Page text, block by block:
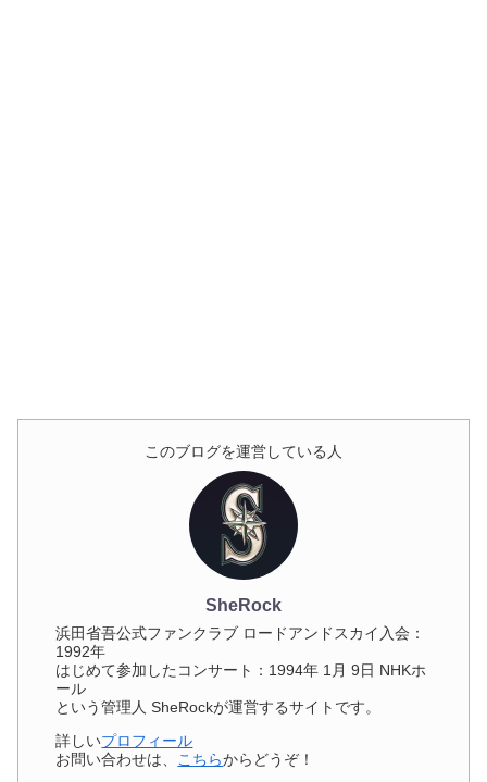
このブログを運営している人
SheRock
浜田省吾公式ファンクラブ ロードアンドスカイ入会：
1992年
はじめて参加したコンサート：1994年 1月 9日 NHKホ
ール
という管理人 SheRockが運営するサイトです。
詳しいプロフィール
お問い合わせは、
こちらからどうぞ！